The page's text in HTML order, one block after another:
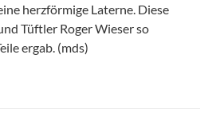
herzförmige Laterne. Diese
Tüftler Roger Wieser so
ergab. (mds)